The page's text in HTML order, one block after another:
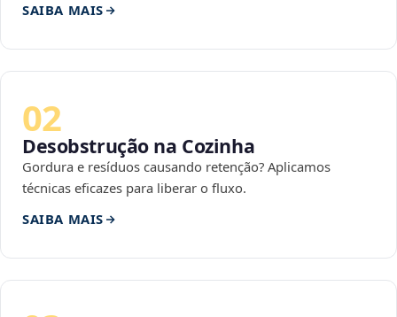
SAIBA MAIS
02
Desobstrução na Cozinha
Gordura e resíduos causando retenção? Aplicamos
técnicas eficazes para liberar o fluxo.
SAIBA MAIS